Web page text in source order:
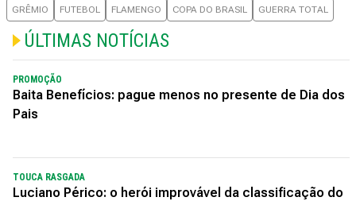
GRÊMIO FUTEBOL FLAMENGO COPA DO BRASIL GUERRA TOTAL
ÚLTIMAS NOTÍCIAS
PROMOÇÃO
Baita Benefícios: pague menos no presente de Dia dos
Pais
TOUCA RASGADA
Luciano Périco: o herói improvável da classificação do